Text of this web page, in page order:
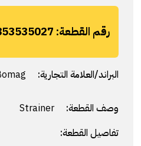
رقم القطعة:
البراند/العلامة التجارية:
وصف القطعة:
Strainer
تفاصيل القطعة: